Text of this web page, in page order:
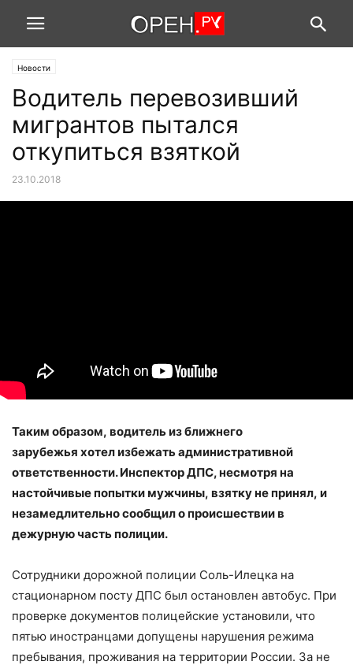
Новости
Водитель перевозивший
мигрантов пытался
откупиться взяткой
23.10.2018
Таким образом, водитель из ближнего
зарубежья хотел избежать административной
ответственности. Инспектор ДПС, несмотря на
настойчивые попытки мужчины, взятку не принял, и
незамедлительно сообщил о происшествии в
дежурную часть полиции.
Сотрудники дорожной полиции Соль-Илецка на
стационарном посту ДПС был остановлен автобус. При
проверке документов полицейские установили, что
пятью иностранцами допущены нарушения режима
пребывания, проживания на территории России. За не